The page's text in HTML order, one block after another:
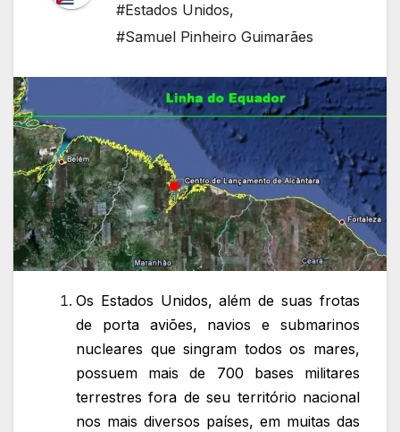
#Estados Unidos,
#Samuel Pinheiro Guimarães
Os Estados Unidos, além de suas frotas
de porta aviões, navios e submarinos
nucleares que singram todos os mares,
possuem mais de 700 bases militares
terrestres fora de seu território nacional
nos mais diversos países, em muitas das